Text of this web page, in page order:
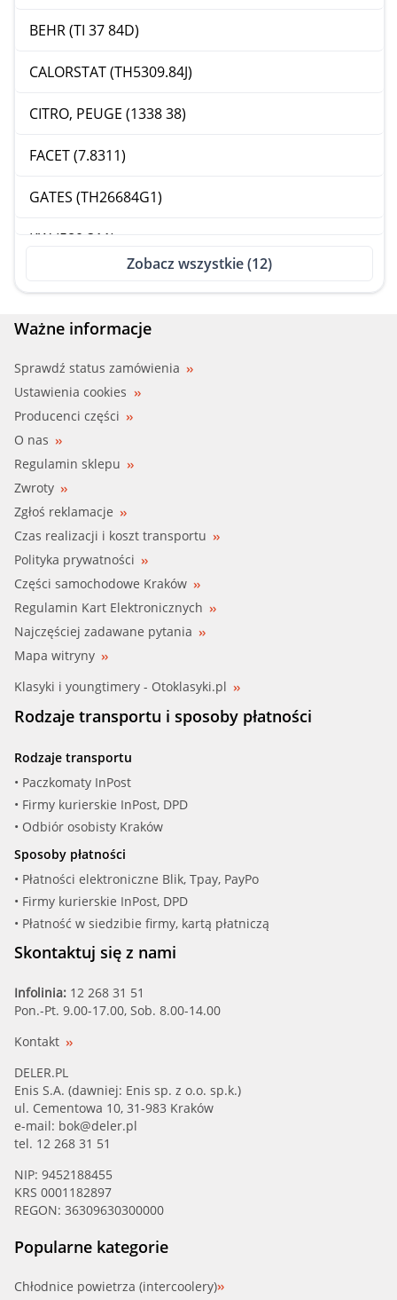
BEHR (TI 37 84D)
CALORSTAT (TH5309.84J)
CITRO, PEUGE (1338 38)
FACET (7.8311)
GATES (TH26684G1)
KW (580 311)
MOTORAD (434-85)
QUINTON HA (QTH406K)
WAHLER (410058.84D)
Zobacz wszystkie (12)
Ważne informacje
Sprawdź status zamówienia
Ustawienia cookies
Producenci części
O nas
Regulamin sklepu
Zwroty
Zgłoś reklamacje
Czas realizacji i koszt transportu
Polityka prywatności
Części samochodowe Kraków
Regulamin Kart Elektronicznych
Najczęściej zadawane pytania
Mapa witryny
Klasyki i youngtimery - Otoklasyki.pl
Rodzaje transportu i sposoby płatności
Rodzaje transportu
• Paczkomaty InPost
• Firmy kurierskie InPost, DPD
• Odbiór osobisty Kraków
Sposoby płatności
• Płatności elektroniczne Blik, Tpay, PayPo
• Firmy kurierskie InPost, DPD
• Płatność w siedzibie firmy, kartą płatniczą
Skontaktuj się z nami
Infolinia: 12 268 31 51
Pon.-Pt. 9.00-17.00, Sob. 8.00-14.00
Kontakt
DELER.PL
Enis S.A. (dawniej: Enis sp. z o.o. sp.k.)
ul. Cementowa 10, 31-983 Kraków
e-mail: bok@deler.pl
tel. 12 268 31 51
NIP: 9452188455
KRS 0001182897
REGON: 36309630300000
Popularne kategorie
Chłodnice powietrza (intercoolery)